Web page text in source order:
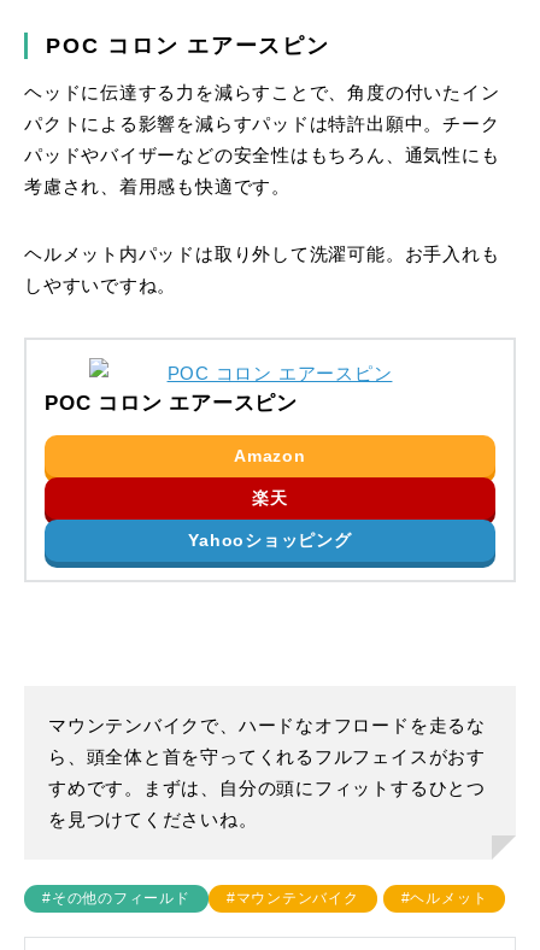
POC コロン エアースピン
ヘッドに伝達する力を減らすことで、角度の付いたイン
パクトによる影響を減らすパッドは特許出願中。チーク
パッドやバイザーなどの安全性はもちろん、通気性にも
考慮され、着用感も快適です。
ヘルメット内パッドは取り外して洗濯可能。お手入れも
しやすいですね。
POC コロン エアースピン
Amazon
楽天
Yahooショッピング
マウンテンバイクで、ハードなオフロードを走るな
ら、頭全体と首を守ってくれるフルフェイスがおす
すめです。まずは、自分の頭にフィットするひとつ
を見つけてくださいね。
#その他のフィールド #マウンテンバイク #ヘルメット